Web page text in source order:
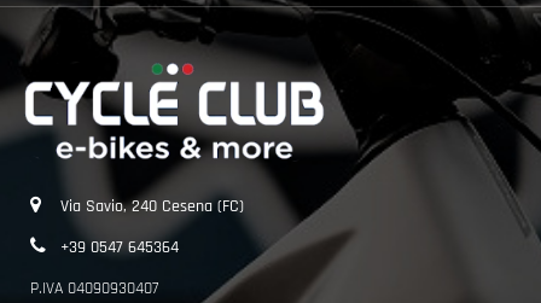
Via Savio, 240 Cesena (FC)
+39 0547 645364
P.IVA 04090930407